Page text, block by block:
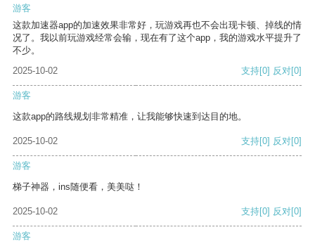
游客
这款加速器app的加速效果非常好，玩游戏再也不会出现卡顿、掉线的情
况了。我以前玩游戏经常会输，现在有了这个app，我的游戏水平提升了
不少。
2025-10-02
支持[0] 反对[0]
游客
这款app的路线规划非常精准，让我能够快速到达目的地。
2025-10-02 支持[0] 反对[0]
游客
梯子神器，ins随便看，美美哒！
2025-10-02 支持[0] 反对[0]
游客